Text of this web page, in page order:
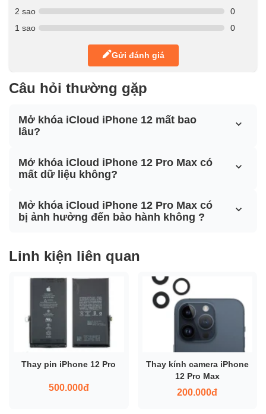
2 sao
0
1 sao
0
Gửi đánh giá
Câu hỏi thường gặp
Mở khóa iCloud iPhone 12 mất bao
lâu?
Mở khóa iCloud iPhone 12 Pro Max có
mất dữ liệu không?
Mở khóa iCloud iPhone 12 Pro Max có
bị ảnh hưởng đến bảo hành không ?
Linh kiện liên quan
Thay pin iPhone 12 Pro
500.000đ
Thay kính camera iPhone
12 Pro Max
200.000đ